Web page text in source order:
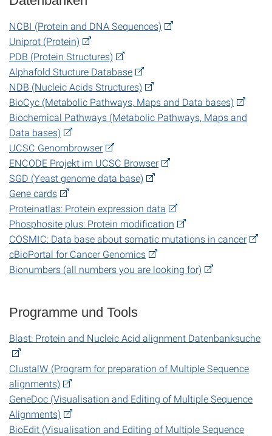
NCBI (Protein and DNA Sequences)
Uniprot (Protein)
PDB (Protein Structures)
Alphafold Stucture Database
NDB (Nucleic Acids Structures)
BioCyc (Metabolic Pathways, Maps and Data bases)
Biochemical Pathways (Metabolic Pathways, Maps and
Data bases)
UCSC Genombrowser
ENCODE Projekt im UCSC Browser
SGD (Yeast genome data base)
Gene cards
Proteinatlas: Protein expression data
Phosphosite plus: Protein modification
COSMIC: Data base about somatic mutations in cancer
cBioPortal for Cancer Genomics
Bionumbers (all numbers you are looking for)
Programme und Tools
Blast: Protein and Nucleic Acid alignment Datenbanksuche
ClustalW (Program for preparation of Multiple Sequence
alignments)
GeneDoc (Visualisation and Editing of Multiple Sequence
Alignments)
BioEdit (Visualisation and Editing of Multiple Sequence